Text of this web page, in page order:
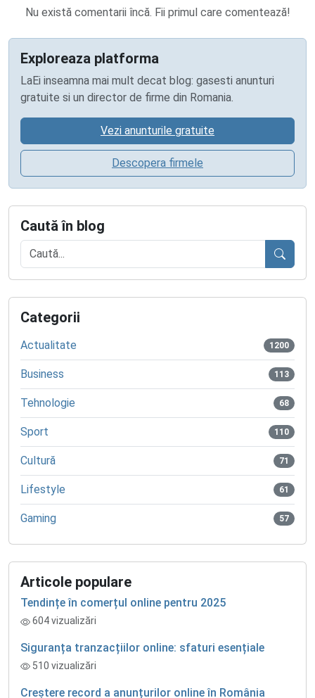
Nu există comentarii încă. Fii primul care comentează!
Exploreaza platforma
LaEi inseamna mai mult decat blog: gasesti anunturi
gratuite si un director de firme din Romania.
Vezi anunturile gratuite
Descopera firmele
Caută în blog
Caută
Categorii
Actualitate 1200
Business 113
Tehnologie 68
Sport 110
Cultură 71
Lifestyle 61
Gaming 57
Articole populare
Tendințe în comerțul online pentru 2025
604 vizualizări
Siguranța tranzacțiilor online: sfaturi esențiale
510 vizualizări
Creștere record a anunțurilor online în România